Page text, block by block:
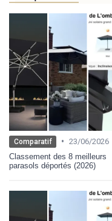
Comparatif • 23/06/2026
Classement des 8 meilleurs
parasols déportés (2026)